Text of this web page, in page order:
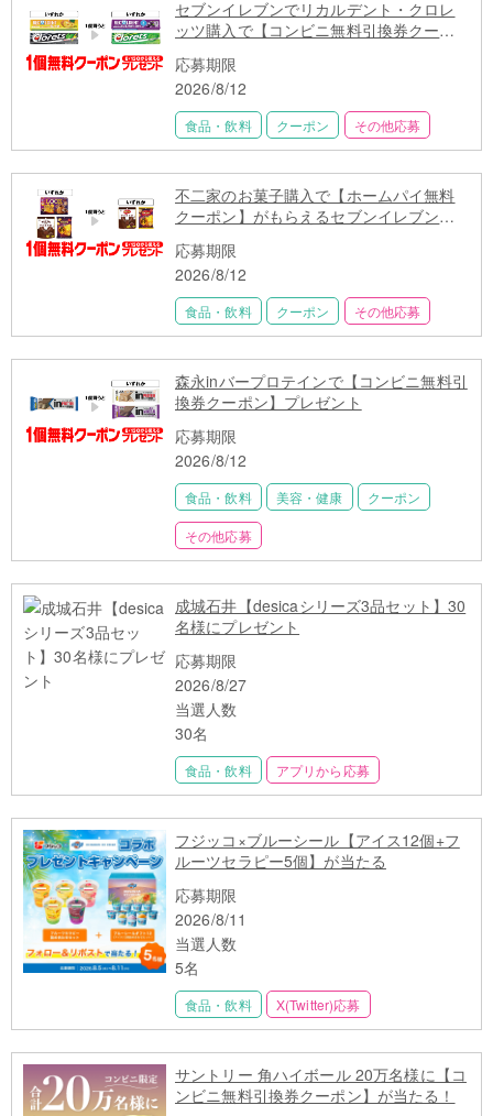
セブンイレブンでリカルデント・クロレ
ッツ購入で【コンビニ無料引換券クーポ
応募期限
2026/8/12
食品・飲料 クーポン その他応募
不二家のお菓子購入で【ホームパイ無料
クーポン】がもらえるセブンイレブン限
応募期限
2026/8/12
食品・飲料 クーポン その他応募
森永inバープロテインで【コンビニ無料引
換券クーポン】プレゼント
応募期限
2026/8/12
食品・飲料 美容・健康 クーポン
その他応募
成城石井【desicaシリーズ3品セット】30
名様にプレゼント
応募期限
2026/8/27
当選人数
30名
食品・飲料 アプリから応募
フジッコ×ブルーシール【アイス12個+フ
ルーツセラピー5個】が当たる
応募期限
2026/8/11
当選人数
5名
食品・飲料 X(Twitter)応募
サントリー 角ハイボール 20万名様に【コ
ンビニ無料引換券クーポン】が当たる！